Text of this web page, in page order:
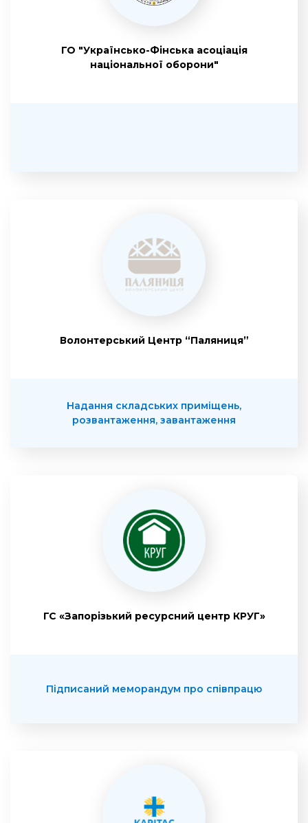
ГО "Українсько-Фінська асоціація
національної оборони"
Волонтерський Центр “Паляниця”
Надання складських приміщень,
розвантаження, завантаження
ГС «Запорізький ресурсний центр КРУГ»
Підписаний меморандум про співпрацю